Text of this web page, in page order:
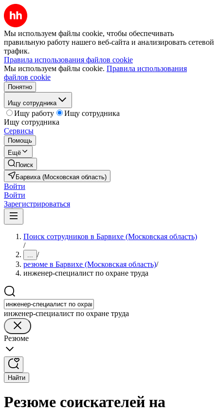
Мы используем файлы cookie, чтобы обеспечивать
правильную работу нашего веб-сайта и анализировать сетевой
трафик.
Правила использования файлов cookie
Мы используем файлы cookie. Правила использования
файлов cookie
Понятно
Ищу сотрудника
Ищу работу
Ищу сотрудника
Ищу сотрудника
Сервисы
Помощь
Ещё
Поиск
Барвиха (Московская область)
Войти
Войти
Зарегистрироваться
Поиск сотрудников в Барвихе (Московская область)
/
... /
резюме в Барвихе (Московская область)/
инженер-специалист по охране труда
инженер-специалист по охране труда
Резюме
Найти
Резюме соискателей на